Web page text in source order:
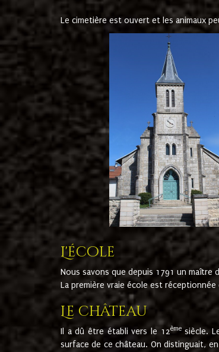
Le cimetière est ouvert et les animaux
L'école
Nous savons que depuis 1791 un maître
La première vraie école est
Le château
Il a dû être établi vers le 12èmesiècle.
surface de ce château. On distinguait,